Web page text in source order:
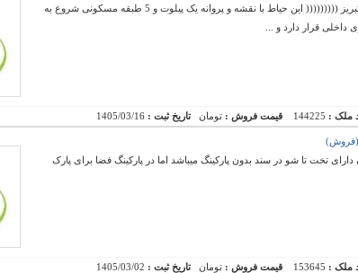
فروش یک حیاط قابل نشیمن در یکی از بهترین محلات تبریز ((((((((( این حیاط با نقشه و پروانه یک پیلوت و 5 طبقه مسکونی شروع به
قرار دارد و ...
ملک : 144225 قیمت فروش : تومانتاریخ ثبت : 1405/03/16
تخت تا شو در سند بدون پارکینگ میباشد اما در پارکینگ فضا برای پارک
ملک : 153645 قیمت فروش : تومانتاریخ ثبت : 1405/03/02